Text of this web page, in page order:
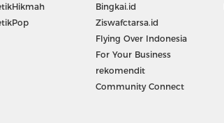
Bingkai.id
Ziswafctarsa.id
Flying Over Indonesia
For Your Business
rekomendit
Community Connect